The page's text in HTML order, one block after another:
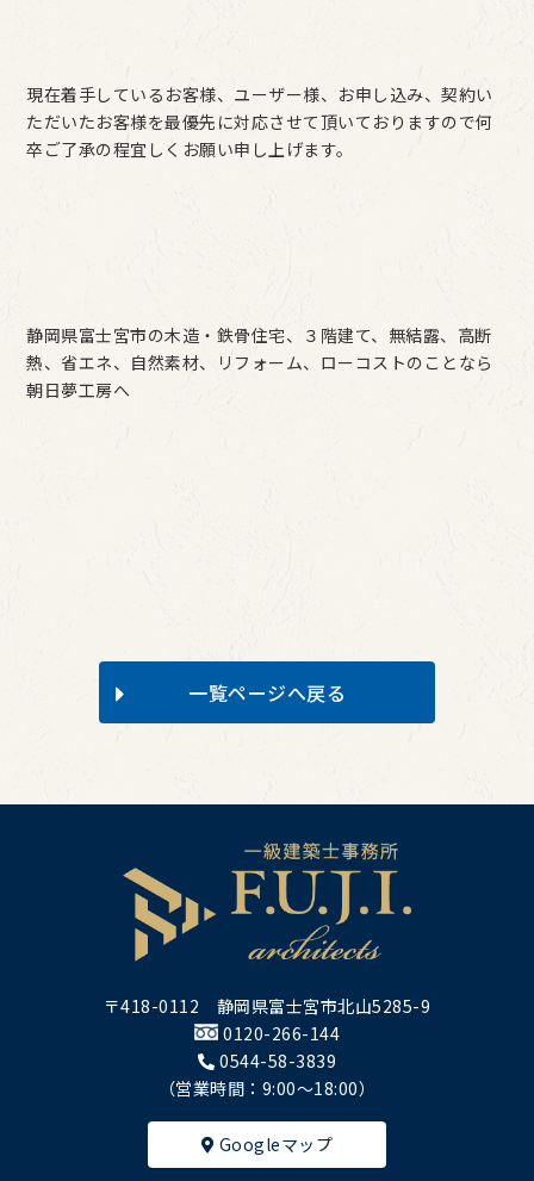
現在着手しているお客様、ユーザー様、お申し込み、契約い
ただいたお客様を最優先に対応させて頂いておりますので何
卒ご了承の程宜しくお願い申し上げます。
静岡県富士宮市の木造・鉄骨住宅、３階建て、無結露、高断
熱、省エネ、自然素材、リフォーム、ローコストのことなら
朝日夢工房へ
一覧ページへ戻る
〒418-0112 静岡県富士宮市北山5285-9
0120-266-144
0544-58-3839
（営業時間：9:00～18:00）
Googleマップ